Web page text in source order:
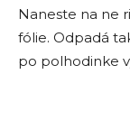
Naneste na ne
fólie. Odpadá
po polhodinke